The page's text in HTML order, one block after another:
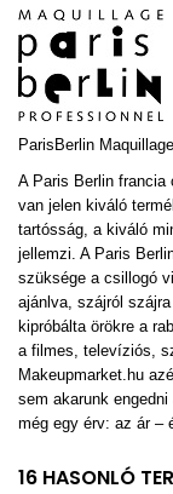
ParisBerlin
A Paris Berlin francia
van jelen kiváló
tartósság, a kiváló
jellemzi. A Paris
szüksége a csillogó
ajánlva, szájról
kipróbálta örökre a
a filmes, televíziós,
Makeupmarket.hu
sem akarunk
még egy érv: az ár –
16 HASONLÓ